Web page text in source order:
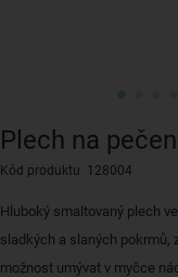
Plech na
Kód produktu 128004
Hluboký smaltovaný plech
sladkých a slaných pokrmů,
možnost umývat v myčce